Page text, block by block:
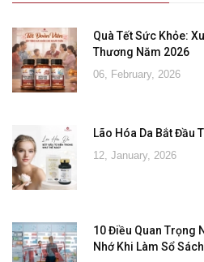
Quà Tết Sức Khỏe:
Thương Năm 2026
06, February, 2026
Lão Hóa Da Bắt Đầu
12, January, 2026
10 Điều Quan Trọng
Nhớ Khi Làm Sổ